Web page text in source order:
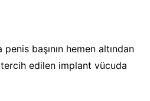
başının hemen altından
edilen implant vücuda